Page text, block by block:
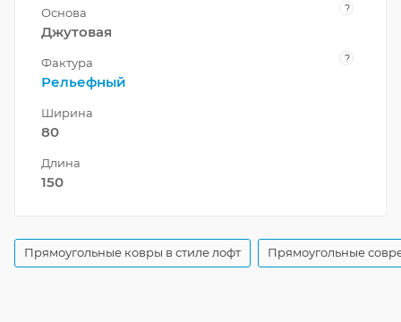
Основа ?
Джутовая
Фактура ?
Рельефный
Ширина
80
Длина
150
Прямоугольные ковры в стиле лофт Прямоугольные